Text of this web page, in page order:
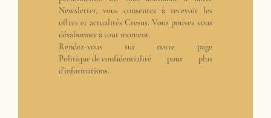
Newsletter, vous consentez à recevoir les
offres et actualités Cresus. Vous pouvez vous
désabonner à tout moment.
Rendez-vous sur notre page
Politique de confidentialité pour plus
d’informations.